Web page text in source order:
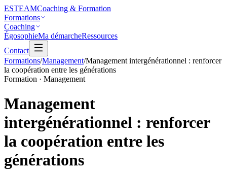
ESTEAMCoaching & Formation
Formations
Coaching
ÉgosophieMa démarcheRessources
Contact
Formations/Management/Management intergénérationnel : renforcer
la coopération entre les générations
Formation · Management
Management
intergénérationnel : renforcer
la coopération entre les
générations